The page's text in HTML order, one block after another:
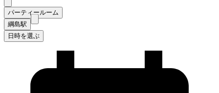
パーティールーム
綱島駅
日時を選ぶ